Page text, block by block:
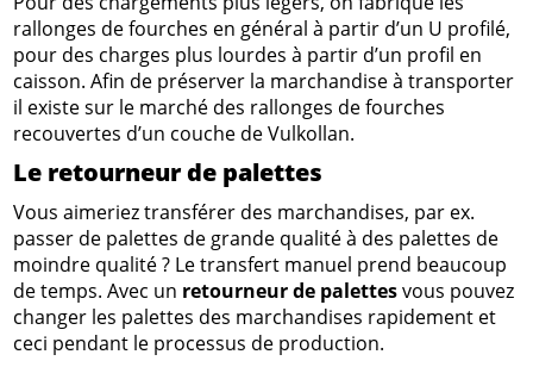
rallonges de fourches en général à partir d’un U profilé,
pour des charges plus lourdes à partir d’un profil en
caisson. Afin de préserver la marchandise à transporter
il existe sur le marché des rallonges de fourches
recouvertes d’un couche de Vulkollan.
Le retourneur de palettes
Vous aimeriez transférer des marchandises, par ex.
passer de palettes de grande qualité à des palettes de
moindre qualité ? Le transfert manuel prend beaucoup
de temps. Avec un retourneur de palettesvous pouvez
changer les palettes des marchandises rapidement et
ceci pendant le processus de production.